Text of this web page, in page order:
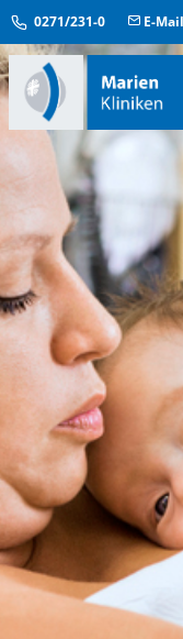
0271/231-0 E-Mail
KLINIKEN & INSTITUTE
MEDIZINISCHE
ÜBERGREIFENDE
PFLEGE &
KONTAKT & SERVICE
IM NOTFALL